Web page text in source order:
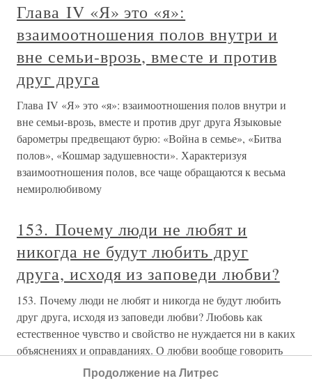
Глава IV «Я» это «я»:
взаимоотношения полов внутри и
вне семьи-врозь, вместе и против
друг друга
Глава IV «Я» это «я»: взаимоотношения полов внутри и
вне семьи-врозь, вместе и против друг друга Языковые
барометры предвещают бурю: «Война в семье», «Битва
полов», «Кошмар задушевности». Характеризуя
взаимоотношения полов, все чаще обращаются к весьма
немиролюбивому
153. Почему люди не любят и
никогда не будут любить друг
друга, исходя из заповеди любви?
153. Почему люди не любят и никогда не будут любить
друг друга, исходя из заповеди любви? Любовь как
естественное чувство и свойство не нуждается ни в каких
объяснениях и оправданиях. О любви вообще говорить
почти невозможно; разве только поэты могут выразить
Продолжение на Литрес